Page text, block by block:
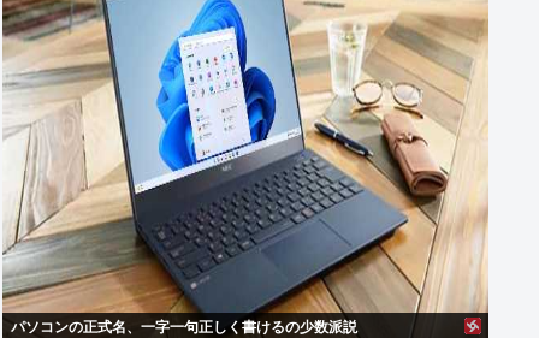
パソコンの正式名、一字一句正しく書けるの少数派説